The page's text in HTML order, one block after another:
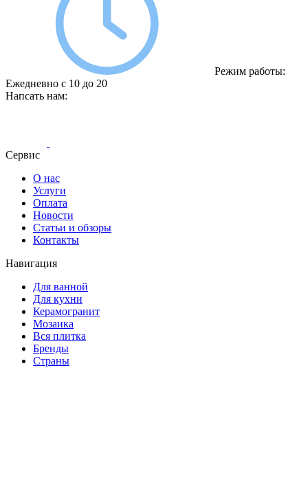
Режим работы:
Ежедневно с 10 до 20
Напсать нам:
Сервис
О нас
Услуги
Оплата
Новости
Статьи и обзоры
Контакты
Навигация
Для ванной
Для кухни
Керамогранит
Мозаика
Вся плитка
Бренды
Страны